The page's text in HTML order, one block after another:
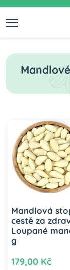
Mandlová
cestě za
Loupané
g
179,00 Kč